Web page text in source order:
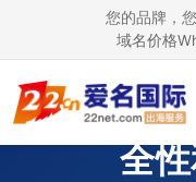
您的品牌，
域名价格
使用 SSL
全